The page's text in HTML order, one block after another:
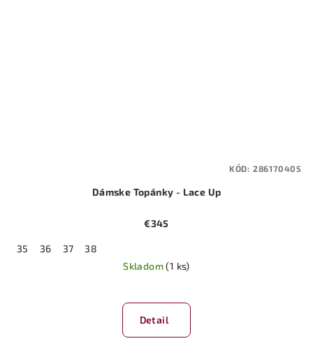
Dámske Topánky - Lace Up
€345
35 36 37
38
Skladom(1 ks)
hodnotenie
produktu
Detail
KÓD: 286170405